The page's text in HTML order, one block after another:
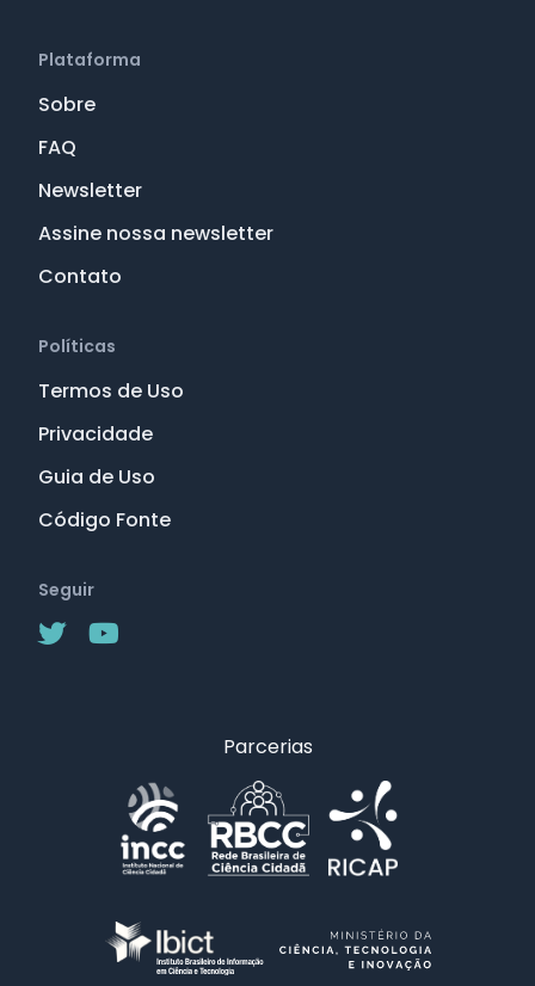
Plataforma
Sobre
FAQ
Newsletter
Assine nossa newsletter
Contato
Políticas
Termos de Uso
Privacidade
Guia de Uso
Código Fonte
Seguir
Parcerias